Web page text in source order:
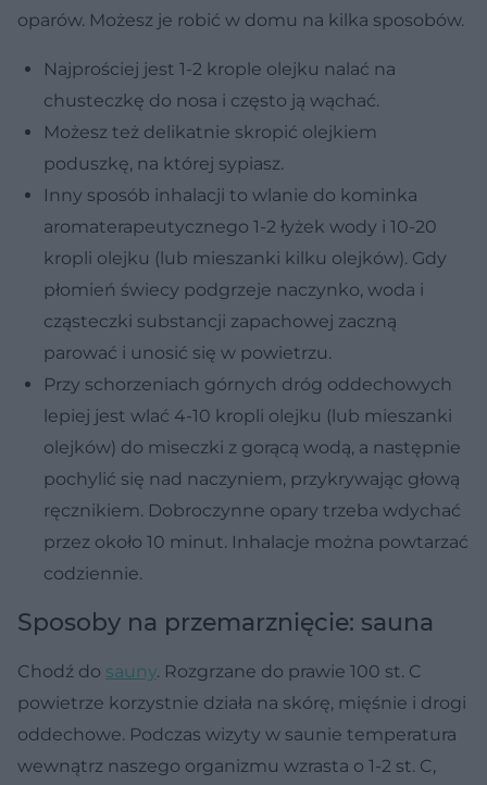
oparów. Możesz je robić w domu na kilka sposobów.
Najprościej jest 1-2 krople olejku nalać na
chusteczkę do nosa i często ją wąchać.
Możesz też delikatnie skropić olejkiem
poduszkę, na której sypiasz.
Inny sposób inhalacji to wlanie do kominka
aromaterapeutycznego 1-2 łyżek wody i 10-20
kropli olejku (lub mieszanki kilku olejków). Gdy
płomień świecy podgrzeje naczynko, woda i
cząsteczki substancji zapachowej zaczną
parować i unosić się w powietrzu.
Przy schorzeniach górnych dróg oddechowych
lepiej jest wlać 4-10 kropli olejku (lub mieszanki
olejków) do miseczki z gorącą wodą, a następnie
pochylić się nad naczyniem, przykrywając głową
ręcznikiem. Dobroczynne opary trzeba wdychać
przez około 10 minut. Inhalacje można powtarzać
codziennie.
Sposoby na przemarznięcie: sauna
Chodź do sauny. Rozgrzane do prawie 100 st. C
powietrze korzystnie działa na skórę, mięśnie i drogi
oddechowe. Podczas wizyty w saunie temperatura
wewnątrz naszego organizmu wzrasta o 1-2 st. C,